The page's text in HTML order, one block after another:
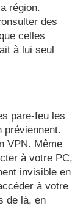
région.
des
celles
à lui seul
pare-feu les
préviennent.
VPN. Même
à votre PC,
invisible en
à votre
de là, en